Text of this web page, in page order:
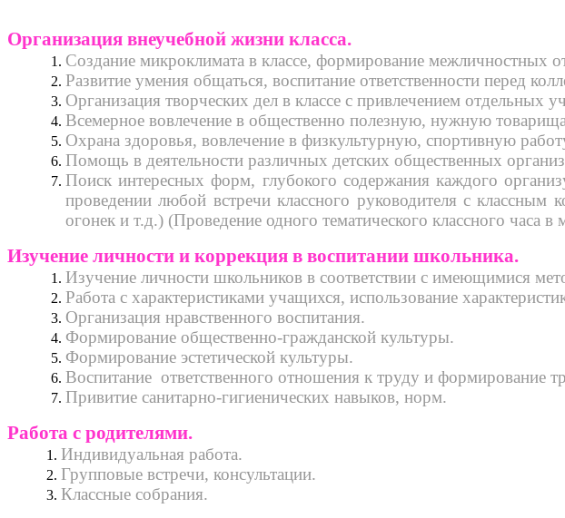
Организация внеучебной жизни класса.
Создание микроклимата в классе, формирование межличностных
Развитие умения общаться, воспитание ответственности перед
Организация творческих дел в классе с привлечением отдельных
Всемерное вовлечение в общественно полезную, нужную
Охрана здоровья, вовлечение в физкультурную, спортивную
Помощь в деятельности различных детских общественных
Поиск интересных форм, глубокого содержания каждого
проведении любой встречи классного руководителя с классным
огонек и т.д.) (Проведение одного тематического классного часа в
Изучение личности и коррекция в воспитании школьника.
Изучение личности школьников в соответствии с имеющимися
Работа с характеристиками учащихся, использование
Организация нравственного воспитания.
Формирование общественно-гражданской культуры.
Формирование эстетической культуры.
Воспитание ответственного отношения к труду и формирование
Привитие санитарно-гигиенических навыков, норм.
Работа с родителями.
Индивидуальная работа.
Групповые встречи, консультации.
Классные собрания.